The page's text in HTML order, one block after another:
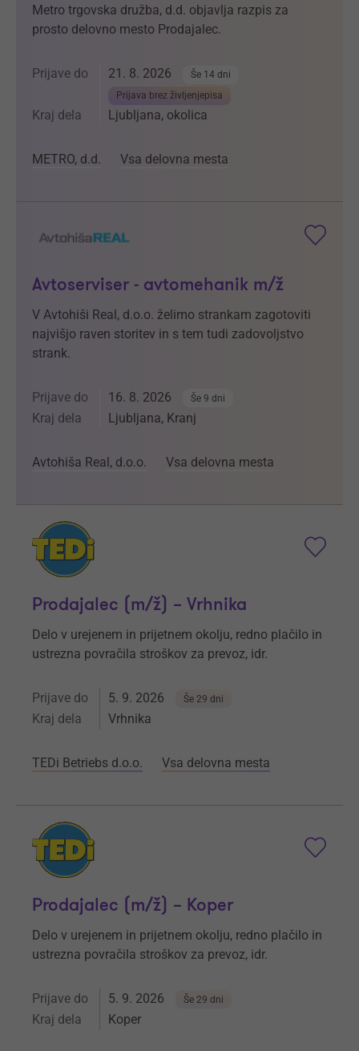
Metro trgovska družba, d.d. objavlja razpis za
prosto delovno mesto Prodajalec.
Prijave do 21. 8. 2026
Še 14 dni
Prijava brez življenjepisa
Kraj dela Ljubljana, okolica
METRO, d.d. Vsa delovna mesta
Avtoserviser - avtomehanik m/ž
V Avtohiši Real, d.o.o. želimo strankam zagotoviti
najvišjo raven storitev in s tem tudi zadovoljstvo
strank.
Prijave do 16. 8. 2026 Še 9 dni
Kraj dela Ljubljana, Kranj
Avtohiša Real, d.o.o. Vsa delovna mesta
Prodajalec (m/ž) – Vrhnika
Delo v urejenem in prijetnem okolju, redno plačilo in
ustrezna povračila stroškov za prevoz, idr.
Prijave do 5. 9. 2026 Še 29 dni
Kraj dela Vrhnika
TEDi Betriebs d.o.o. Vsa delovna mesta
Prodajalec (m/ž) – Koper
Delo v urejenem in prijetnem okolju, redno plačilo in
ustrezna povračila stroškov za prevoz, idr.
Prijave do 5. 9. 2026 Še 29 dni
Kraj dela Koper